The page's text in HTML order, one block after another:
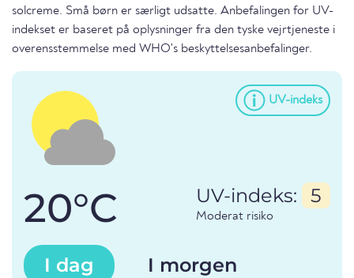
solcreme. Små børn er særligt udsatte. Anbefalingen for UV-
indekset er baseret på oplysninger fra den tyske vejrtjeneste i
overensstemmelse med WHO's beskyttelsesanbefalinger.
UV-indeks
20°C UV-indeks: 5
Moderat risiko
I dag I morgen